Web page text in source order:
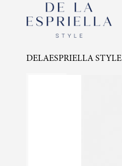
DELAESPRIELLA STYLE